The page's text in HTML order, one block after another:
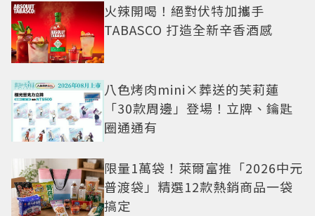
火辣開喝！絕對伏特加攜手
TABASCO 打造全新辛香酒感
八色烤肉mini×葬送的芙莉蓮
「30款周邊」登場！立牌、鑰匙
圈通通有
限量1萬袋！萊爾富推「2026中元
普渡袋」精選12款熱銷商品一袋
搞定